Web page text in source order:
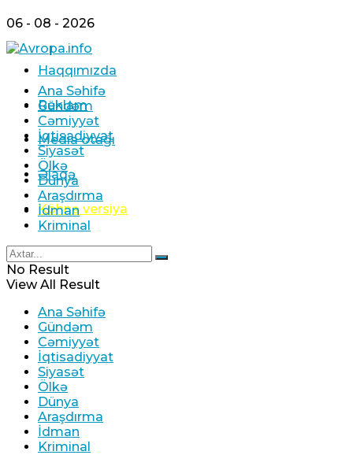
06 - 08 - 2026
Haqqımızda
Reklam
Media otağı
Əlaqə
Köhnə versiya
Ana Səhifə
Gündəm
Cəmiyyət
İqtisadiyyat
Siyasət
Ölkə
Dünya
Araşdırma
İdman
Kriminal
No Result
View All Result
Ana Səhifə
Gündəm
Cəmiyyət
İqtisadiyyat
Siyasət
Ölkə
Dünya
Araşdırma
İdman
Kriminal